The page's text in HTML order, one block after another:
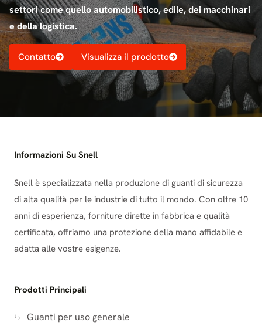
settori come quello automobilistico, edile, dei macchinari
e della logistica.
Contatto Visualizza il prodotto
Informazioni Su Snell
Snell è specializzata nella produzione di guanti di sicurezza
di alta qualità per le industrie di tutto il mondo. Con oltre 10
anni di esperienza, forniture dirette in fabbrica e qualità
certificata, offriamo una protezione della mano affidabile e
adatta alle vostre esigenze.
Prodotti Principali
Guanti per uso generale